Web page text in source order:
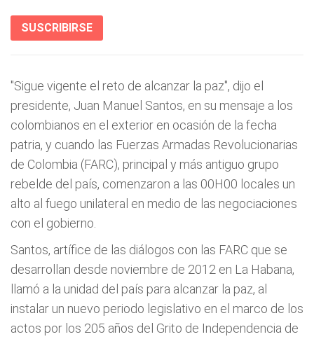
SUSCRIBIRSE
"Sigue vigente el reto de alcanzar la paz", dijo el
presidente, Juan Manuel Santos, en su mensaje a los
colombianos en el exterior en ocasión de la fecha
patria, y cuando las Fuerzas Armadas Revolucionarias
de Colombia (FARC), principal y más antiguo grupo
rebelde del país, comenzaron a las 00H00 locales un
alto al fuego unilateral en medio de las negociaciones
con el gobierno.
Santos, artífice de las diálogos con las FARC que se
desarrollan desde noviembre de 2012 en La Habana,
llamó a la unidad del país para alcanzar la paz, al
instalar un nuevo periodo legislativo en el marco de los
actos por los 205 años del Grito de Independencia de